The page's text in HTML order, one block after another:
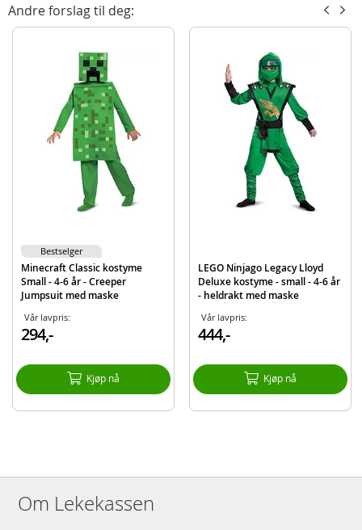
Inneholder:
Barbie kjole
Detaljer:
Alder: 4-6 år
Størrelse: ca. 116 cm
Merke
Andre forslag til deg:
Minecraft Classic kostyme
Small - 4-6 år - Creeper
Jumpsuit med maske
Vår lavpris:
294,-
Kjøp nå
Bestselger
LEGO Ninjago Legacy Lloyd
Deluxe kostyme - small - 4-6 år
- heldrakt med maske
Vår lavpris:
444,-
Kjøp nå
Om Lekekassen